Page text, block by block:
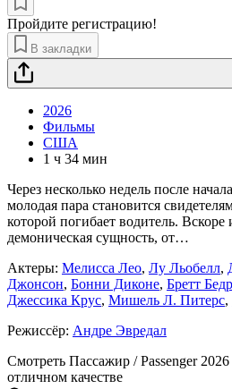
Пройдите регистрацию!
В закладки
2026
Фильмы
США
1 ч 34 мин
Через несколько недель после
молодая пара становится
которой погибает водитель. Вскоре
демоническая сущность, от…
Актеры: Мелисса Лео, Лу Льобелл,
Джонсон, Бонни Диконе, Бретт
Джессика Крус, Мишель Л. Питерс,
Режиссёр: Андре Эвредал
Смотреть Пассажир / Passenger
отличном качестве